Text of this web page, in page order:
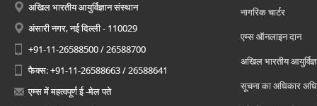
अखिल भारतीय आयुर्विज्ञान संस्थान
अंसारी नगर, नई दिल्ली - 110029
+91-11-26588500 / 26588700
फैक्स: +91-11-26588663 / 26588641
एम्स में महत्वपूर्ण ई -मेल पते
नागरिक चार्टर
एम्स ऑनलाइन दान
अखिल भारतीय
सूचना का अधिकार